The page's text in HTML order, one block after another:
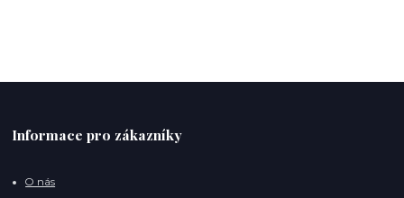
Informace pro zákazníky
O nás